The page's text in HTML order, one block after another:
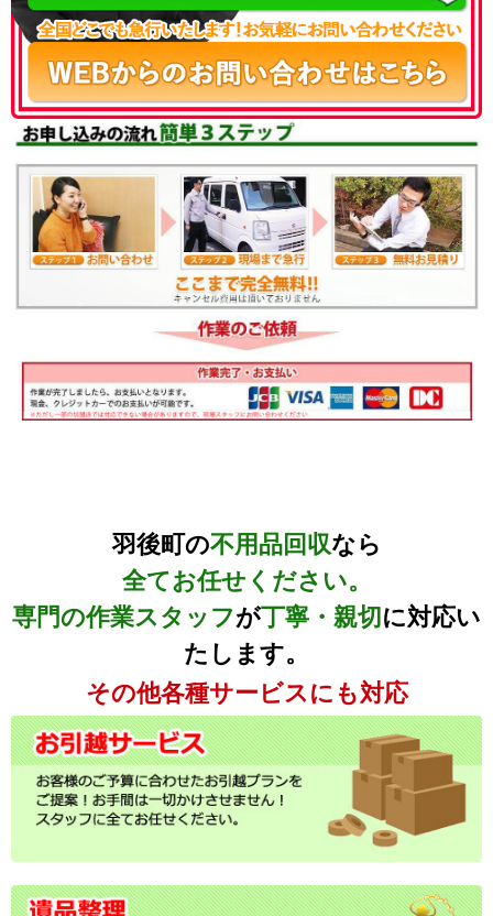
羽後町の不用品回収なら
全てお任せください。
専門の作業スタッフが丁寧・親切 に対応い
たします。
その他各種サービスにも対応